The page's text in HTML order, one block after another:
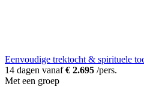
Eenvoudige trektocht & spirituele
14 dagen vanaf€ 2.695 /pers.
Met een groep